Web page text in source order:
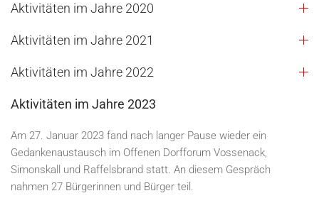
Aktivitäten im Jahre 2020
Aktivitäten im Jahre 2021
Aktivitäten im Jahre 2022
Aktivitäten im Jahre 2023
Am 27. Januar 2023 fand nach langer Pause wieder ein
Gedankenaustausch im Offenen Dorfforum Vossenack,
Simonskall und Raffelsbrand statt. An diesem Gespräch
nahmen 27 Bürgerinnen und Bürger teil.